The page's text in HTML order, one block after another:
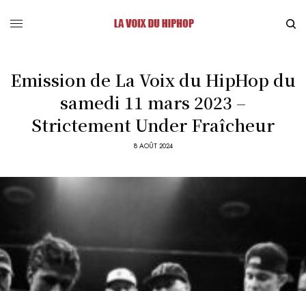
Emission de La Voix du HipHop du
samedi 11 mars 2023 –
Strictement Under Fraîcheur
8 AOÛT 2024